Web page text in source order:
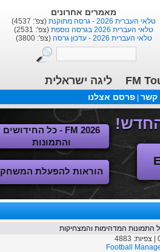
שחקנים אחרונים
Marcinho (צפ': 1673)
Anderson (צפ': 11711)
Dan Einbinder (צפ': 7409)
FM
ליגה ישראלית
קשר פרסם אצלנו
FM 2026 - כל החידושים
והתמונות
הוראות להפעלת המשחק
| צפיות: 4883
Football